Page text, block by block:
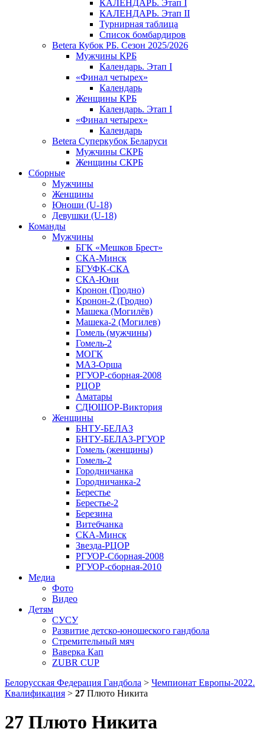
КАЛЕНДАРЬ. Этап I
КАЛЕНДАРЬ. Этап II
Турнирная таблица
Список бомбардиров
Betera Кубок РБ. Сезон 2025/2026
Мужчины КРБ
Календарь. Этап I
«Финал четырех»
Календарь
Женщины КРБ
Календарь. Этап I
«Финал четырех»
Календарь
Betera Суперкубок Беларуси
Мужчины СКРБ
Женщины СКРБ
Сборные
Мужчины
Женщины
Юноши (U-18)
Девушки (U-18)
Команды
Мужчины
БГК «Мешков Брест»
СКА-Минск
БГУФК-СКА
СКА-Юни
Кронон (Гродно)
Кронон-2 (Гродно)
Машека (Могилёв)
Машека-2 (Могилев)
Гомель (мужчины)
Гомель-2
МОГК
МАЗ-Орша
РГУОР-сборная-2008
РЦОР
Аматары
СДЮШОР-Виктория
Женщины
БНТУ-БЕЛАЗ
БНТУ-БЕЛАЗ-РГУОР
Гомель (женщины)
Гомель-2
Городничанка
Городничанка-2
Берестье
Берестье-2
Березина
Витебчанка
СКА-Минск
Звезда-РЦОР
РГУОР-Сборная-2008
РГУОР-сборная-2010
Медиа
Фото
Видео
Детям
СУСУ
Развитие детско-юношеского гандбола
Стремительный мяч
Ваверка Кап
ZUBR CUP
Белорусская Федерация Гандбола > Чемпионат Европы-2022.
Квалификация > 27 Плюто Никита
27 Плюто Никита